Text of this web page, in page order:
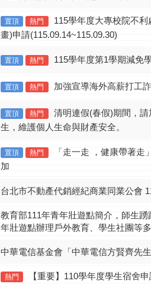
置頂 熱門
115學年度大專校院不
畫)申請(115.09.14~115.09.30)
置頂 熱門 115學年度第1學期減免
置頂 熱門 加強宣導海外高薪打工
置頂 熱門
清明連假(春假)期間，
生，維護個人生命與財產安全。
置頂 熱門
「走一走 ，健康帶著
加
台北市不動產代銷經紀商業同業公會
教育部111年青年壯遊點簡介，師生
年壯遊點辦理戶外教育、學生社團等
中華電信基金會「中華電信方賢齊先
熱門 【重要】110學年度學生宿舍